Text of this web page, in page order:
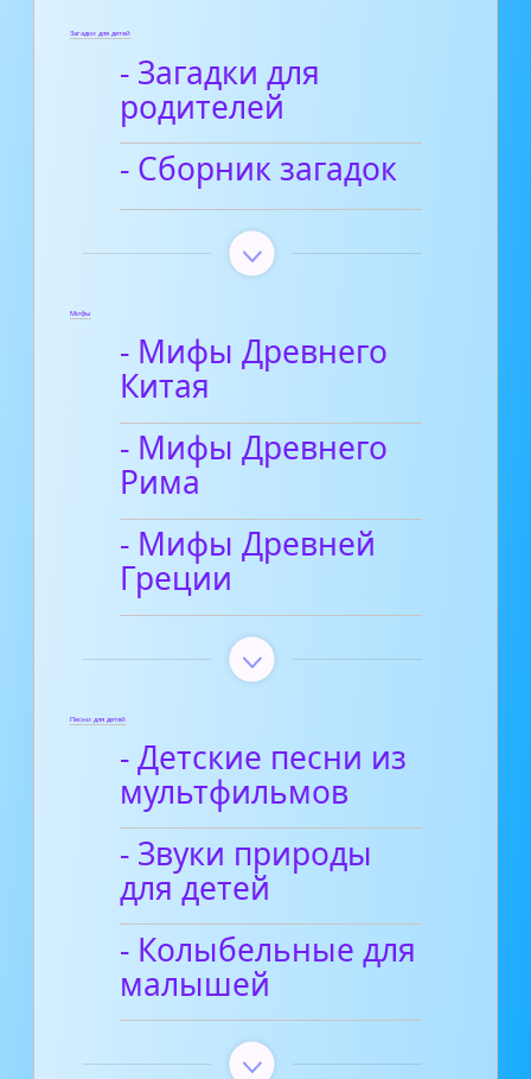
Загадки для детей
- Загадки для
родителей
- Сборник загадок
Мифы
- Мифы Древнего
Китая
- Мифы Древнего
Рима
- Мифы Древней
Греции
Песни для детей
- Детские песни из
мультфильмов
- Звуки природы
для детей
- Колыбельные для
малышей